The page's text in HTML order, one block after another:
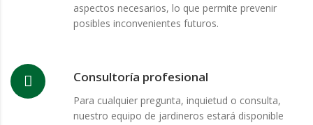
aspectos necesarios, lo que permite prevenir
posibles inconvenientes futuros.
Consultoría profesional
Para cualquier pregunta, inquietud o consulta,
nuestro equipo de jardineros estará disponible